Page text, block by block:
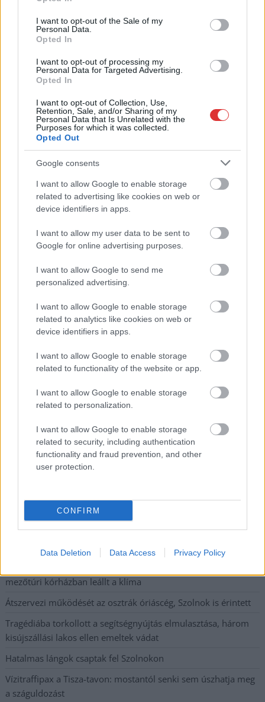
use your data for below specified purposes in below Google
consent section.
I want to opt-out of the Sale of my
Personal Data.
Opted In
I want to opt-out of processing my
Personal Data for Targeted Advertising.
Opted In
I want to opt-out of Collection, Use,
Retention, Sale, and/or Sharing of my
Personal Data that Is Unrelated with the
Purposes for which it was collected.
Opted Out
Google consents
I want to allow Google to enable storage
related to advertising like cookies on web or
device identifiers in apps.
I want to allow my user data to be sent to
Google for online advertising purposes.
I want to allow Google to send me
personalized advertising.
I want to allow Google to enable storage
related to analytics like cookies on web or
device identifiers in apps.
I want to allow Google to enable storage
related to functionality of the website or app.
I want to allow Google to enable storage
related to personalization.
I want to allow Google to enable storage
related to security, including authentication
functionality and fraud prevention, and other
user protection.
CONFIRM
Data Deletion Data Access Privacy Policy
Hírlevél feliratkozás
Adja meg keresztnevét:
Adja
meg e-mail címét:
Megismertem és elfogadom a
GDPR-szabályzatot
Nem szeretne lemaradni semmiről? Csak egy kattintás, és hírlevelünk a
legfrissebb információkkal és exkluzív tartalmakkal hétről hétre
Egyszer fent, egyszer lent, így festett a Duna a két évvel
ugyanazokból a szögekből
miatt ingyenes a strandolás Szolnokon
Nem biztató: a hétvégi kisebb felfrissülés után jövő héten
megint visszatér a forróság, újra rekkenő hőség jön, akár 38
fokokkal
Közzétették a szakértői állásfoglalást, a Fiumei úti fák
A MÚOSZ sajtódíjának második helyét nyerte el a Borsod24 és
a Paraméter közös riportfilmje a Sajó szennyezéséről
Tánccal, zeneszóval és vásárral telik meg Jászberény, indul a
mezőtúri kórházban leállt a klíma
Átszervezi működését az osztrák óriáscég, Szolnok is érintett
Tragédiába torkollott a segítségnyújtás elmulasztása, három
kisújszállási lakos ellen emeltek vádat
Hatalmas lángok csaptak fel Szolnokon
Vízitraffipax a Tisza-tavon: mostantól senki sem úszhatja meg
a száguldozást